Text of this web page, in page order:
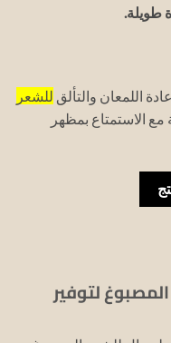
طويلة.
اللمعان والتألق للشعر
الاستمتاع بمظهر
لتوفير